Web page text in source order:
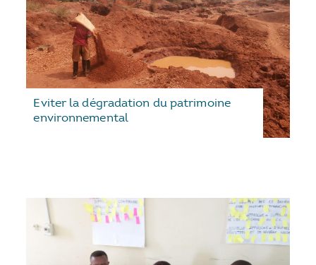
Eviter la dégradation du patrimoine
environnemental